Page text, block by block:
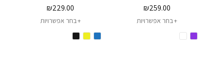
₪259.00
בחר אפשרויות
₪229.00
בחר אפשרויות